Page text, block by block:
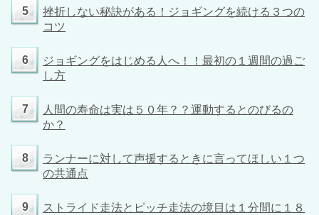
5
挫折しない秘訣がある！ジョギングを続ける３つの
コツ
6
ジョギングをはじめる人へ！！最初の１週間の過ご
し方
7
人間の寿命は実は５０年？？運動するとのびるの
か？
8
ランナーに対して声援するときに言ってほしい１つ
の共通点
9
ストライド走法とピッチ走法の境目は１分間に１８